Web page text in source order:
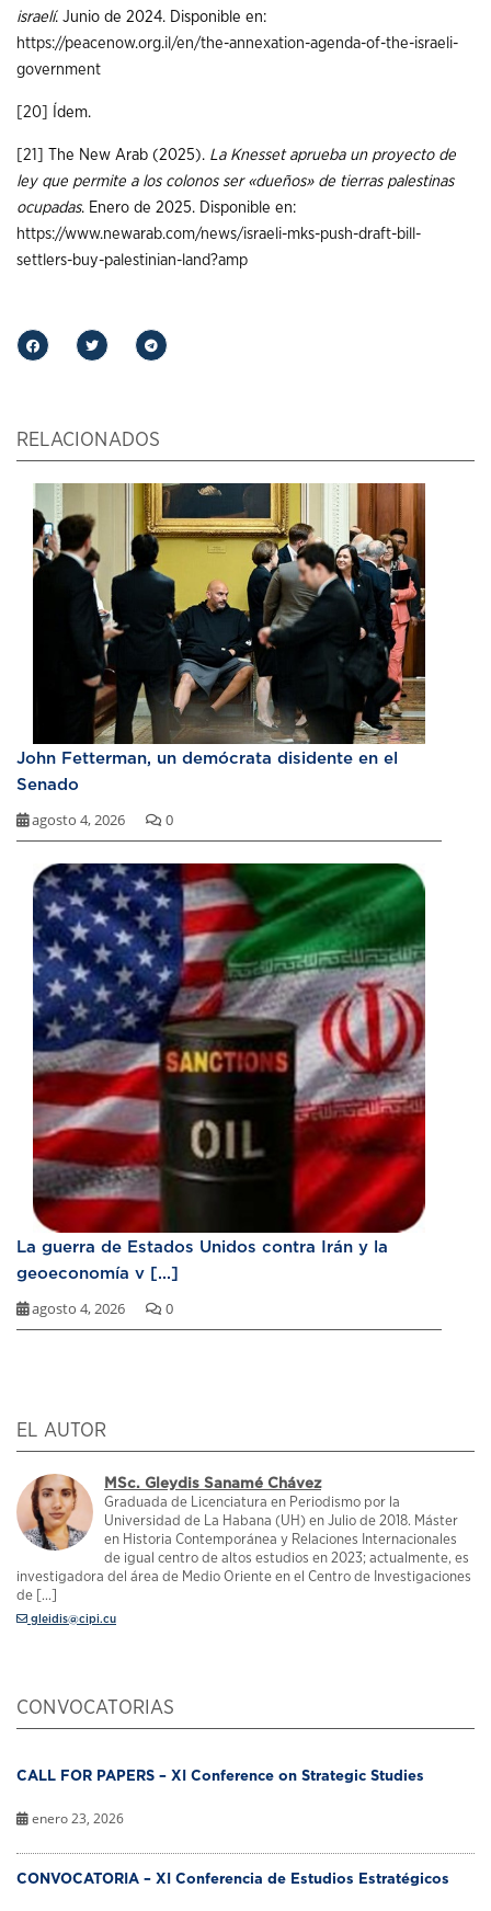
israelí. Junio de 2024. Disponible en:
https://peacenow.org.il/en/the-annexation-agenda-of-the-israeli-
government
[20] Ídem.
[21] The New Arab (2025). La Knesset aprueba un proyecto de
ley que permite a los colonos ser «dueños» de tierras palestinas
ocupadas. Enero de 2025. Disponible en:
https://www.newarab.com/news/israeli-mks-push-draft-bill-
settlers-buy-palestinian-land?amp
RELACIONADOS
John Fetterman, un demócrata disidente en el
Senado
agosto 4, 2026 0
La guerra de Estados Unidos contra Irán y la
geoeconomía v [...]
agosto 4, 2026 0
EL AUTOR
MSc. Gleydis Sanamé Chávez
Graduada de Licenciatura en Periodismo por la
Universidad de La Habana (UH) en Julio de 2018. Máster
en Historia Contemporánea y Relaciones Internacionales
de igual centro de altos estudios en 2023; actualmente, es
investigadora del área de Medio Oriente en el Centro de Investigaciones
de [...]
gleidis@cipi.cu
CONVOCATORIAS
CALL FOR PAPERS – XI Conference on Strategic Studies
enero 23, 2026
CONVOCATORIA – XI Conferencia de Estudios Estratégicos